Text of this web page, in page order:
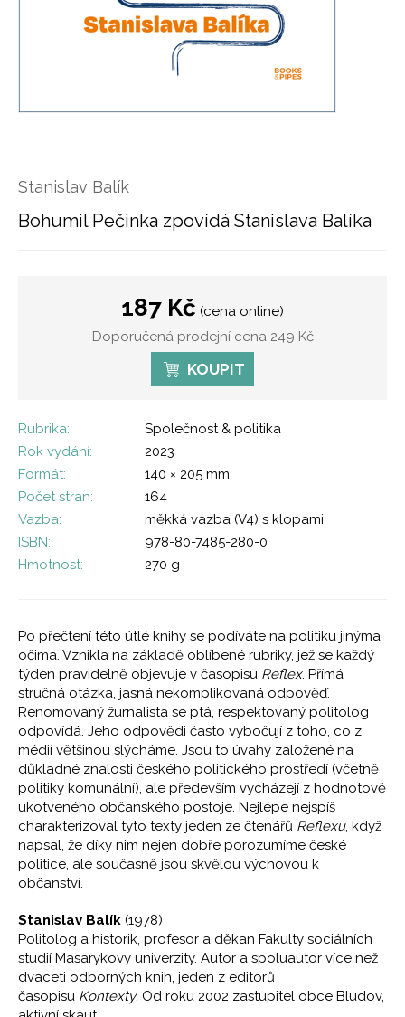
Stanislav Balík
Bohumil Pečinka zpovídá Stanislava Balíka
187 Kč (cena online)
Doporučená prodejní cena 249 Kč
KOUPIT
Rubrika:
Společnost & politika
Rok vydání:
2023
Formát:
140 × 205 mm
Počet stran:
164
Vazba:
měkká vazba (V4) s klopami
ISBN:
978-80-7485-280-0
Hmotnost:
270 g
Po přečtení této útlé knihy se podíváte na politiku jinýma
očima. Vznikla na základě oblíbené rubriky, jež se každý
týden pravidelně objevuje v časopisu Reflex. Přímá
stručná otázka, jasná nekomplikovaná odpověď.
Renomovaný žurnalista se ptá, respektovaný politolog
odpovídá. Jeho odpovědi často vybočují z toho, co z
médií většinou slýcháme. Jsou to úvahy založené na
důkladné znalosti českého politického prostředí (včetně
politiky komunální), ale především vycházejí z hodnotově
ukotveného občanského postoje. Nejlépe nejspíš
charakterizoval tyto texty jeden ze čtenářů Reflexu, když
napsal, že díky nim nejen dobře porozumíme české
politice, ale současně jsou skvělou výchovou k
občanství.
Stanislav Balík (1978)
Politolog a historik, profesor a děkan Fakulty sociálních
studií Masarykovy univerzity. Autor a spoluautor více než
dvaceti odborných knih, jeden z editorů
časopisu Kontexty. Od roku 2002 zastupitel obce Bludov,